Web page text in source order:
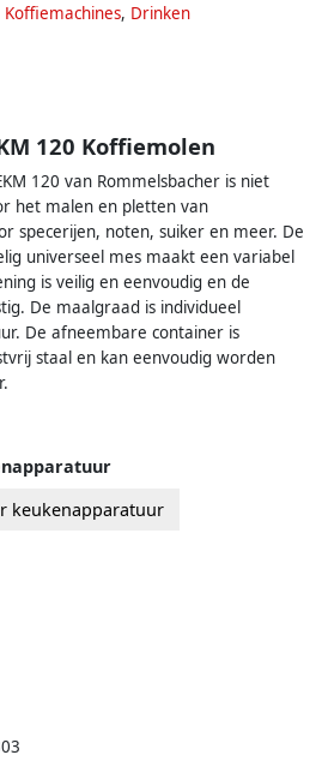
Koffiemachines, Drinken
120 Koffiemolen
120 van Rommelsbacher is niet
het malen en pletten van
specerijen, noten, suiker en meer. De
universeel mes maakt een variabel
is veilig en eenvoudig en de
De maalgraad is individueel
De afneembare container is
staal en kan eenvoudig worden
keukenapparatuur